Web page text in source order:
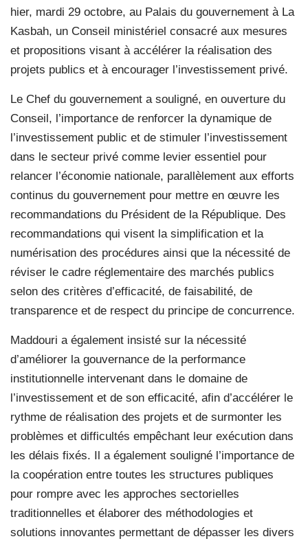
hier, mardi 29 octobre, au Palais du gouvernement à La
Kasbah, un Conseil ministériel consacré aux mesures
et propositions visant à accélérer la réalisation des
projets publics et à encourager l’investissement privé.
Le Chef du gouvernement a souligné, en ouverture du
Conseil, l’importance de renforcer la dynamique de
l’investissement public et de stimuler l’investissement
dans le secteur privé comme levier essentiel pour
relancer l’économie nationale, parallèlement aux efforts
continus du gouvernement pour mettre en œuvre les
recommandations du Président de la République. Des
recommandations qui visent la simplification et la
numérisation des procédures ainsi que la nécessité de
réviser le cadre réglementaire des marchés publics
selon des critères d’efficacité, de faisabilité, de
transparence et de respect du principe de concurrence.
Maddouri a également insisté sur la nécessité
d’améliorer la gouvernance de la performance
institutionnelle intervenant dans le domaine de
l’investissement et de son efficacité, afin d’accélérer le
rythme de réalisation des projets et de surmonter les
problèmes et difficultés empêchant leur exécution dans
les délais fixés. Il a également souligné l’importance de
la coopération entre toutes les structures publiques
pour rompre avec les approches sectorielles
traditionnelles et élaborer des méthodologies et
solutions innovantes permettant de dépasser les divers